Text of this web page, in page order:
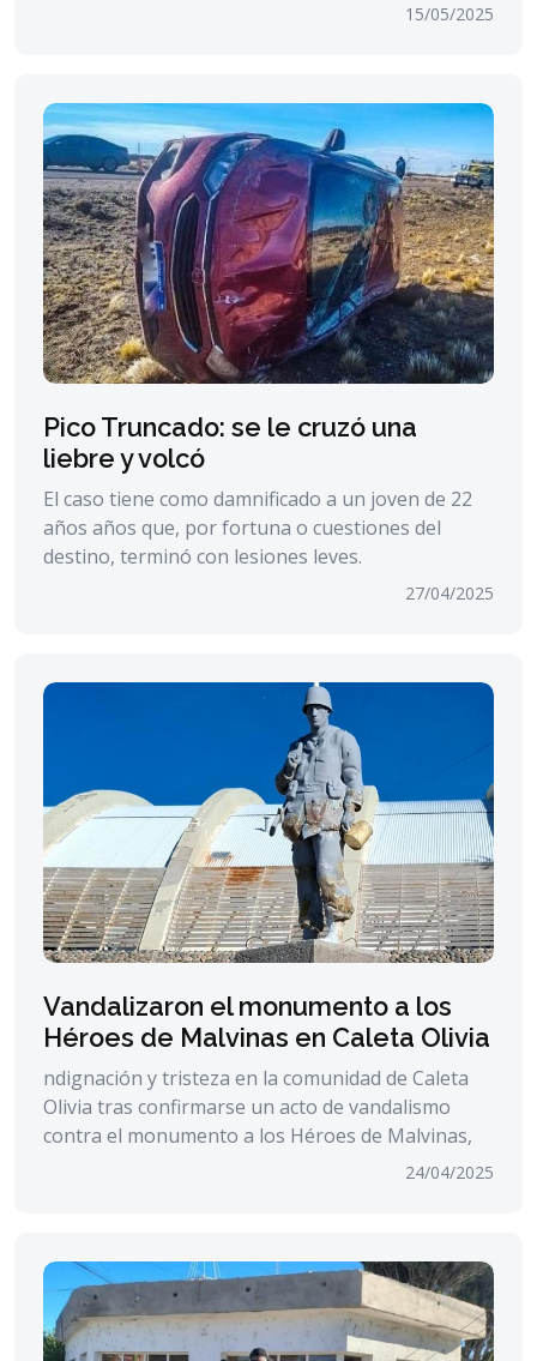
15/05/2025
Pico Truncado: se le cruzó una
liebre y volcó
El caso tiene como damnificado a un joven de 22
años años que, por fortuna o cuestiones del
destino, terminó con lesiones leves.
27/04/2025
Vandalizaron el monumento a los
Héroes de Malvinas en Caleta Olivia
ndignación y tristeza en la comunidad de Caleta
Olivia tras confirmarse un acto de vandalismo
contra el monumento a los Héroes de Malvinas,
24/04/2025